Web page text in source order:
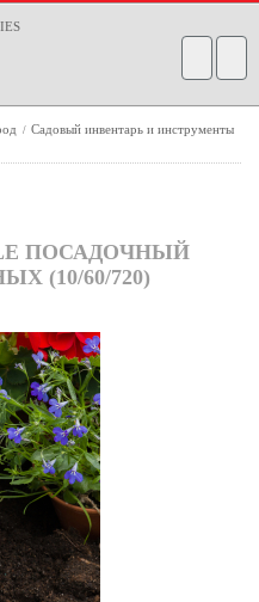
/ Садовый инвентарь и инструменты
ПОСАДОЧНЫЙ
(10/60/720)